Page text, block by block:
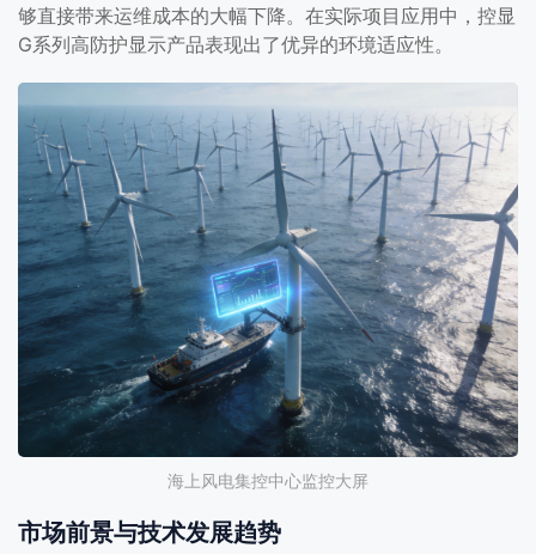
够直接带来运维成本的大幅下降。在实际项目应用中，控显
G系列高防护显示产品表现出了优异的环境适应性。
海上风电集控中心监控大屏
市场前景与技术发展趋势